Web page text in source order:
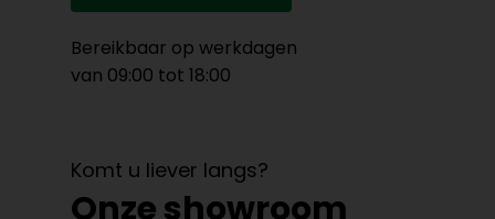
Bereikbaar op werkdagen
van 09:00 tot 18:00
Komt u liever langs?
Onze showroom